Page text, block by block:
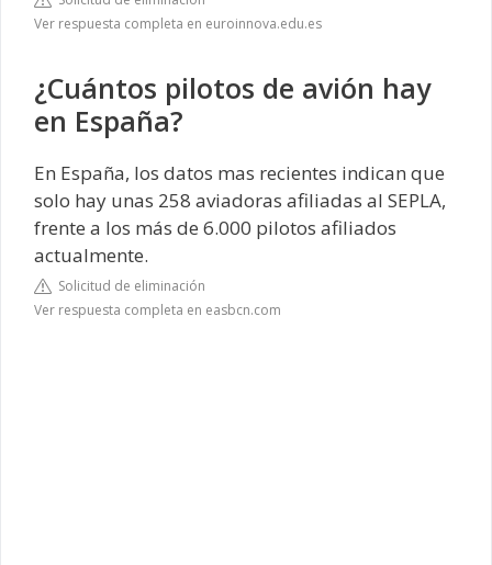
Ver respuesta completa en euroinnova.edu.es
¿Cuántos pilotos de avión hay
en España?
En España, los datos mas recientes indican que
solo hay unas 258 aviadoras afiliadas al SEPLA,
frente a los más de 6.000 pilotos afiliados
actualmente.
Solicitud de eliminación
Ver respuesta completa en easbcn.com